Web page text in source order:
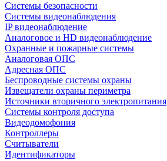
Системы безопасности
Системы видеонаблюдения
IP видеонаблюдение
Аналоговое и HD видеонаблюдение
Охранные и пожарные системы
Аналоговая ОПС
Адресная ОПС
Беспроводные системы охраны
Извещатели охраны периметра
Источники вторичного электропитания
Системы контроля доступа
Видеодомофония
Контроллеры
Считыватели
Идентификаторы